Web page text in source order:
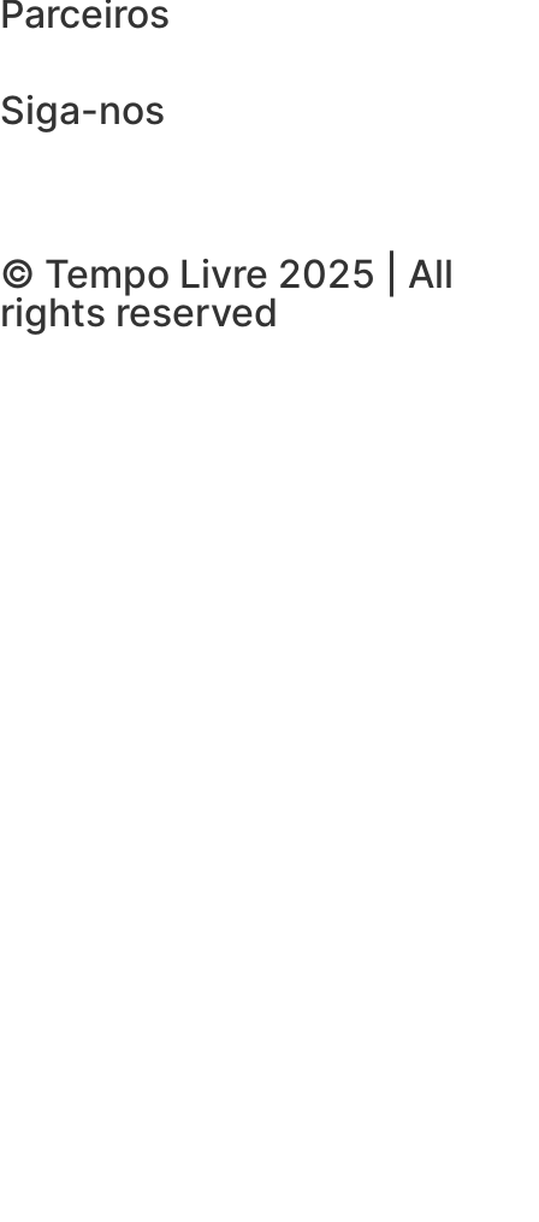
Parceiros
Siga-nos
© Tempo Livre 2025 | All
rights reserved